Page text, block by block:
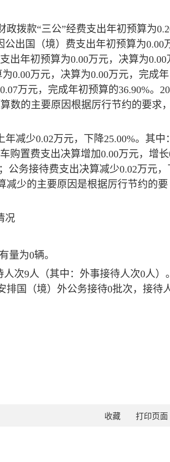
政拨款“三公”经费支出年初预算为
公出国（境）费支出年初预算为0.00
出年初预算为0.00万元，决算为0.00
0.00万元，决算为0.00万元，完成年
0.07万元，完成年初预算的36.90%。
数的主要原因根据厉行节约的要求，
年减少0.02万元，下降25.00%。其中：
购置费支出决算增加0.00万元，增长
；公务接待费支出决算减少0.02万元，
减少的主要原因是根据厉行节约的要
况
量为0辆。
人次9人（其中：外事接待人次0人）。
排国（境）外公务接待0批次，接待
收藏